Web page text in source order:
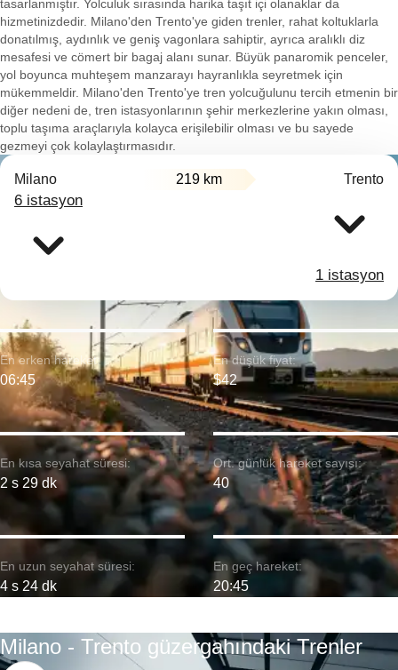
tasarlanmıştır. Yolculuk sırasında harika taşıt içi olanaklar da
hizmetinizdedir. Milano'den Trento'ye giden trenler, rahat koltuklarla
donatılmış, aydınlık ve geniş vagonlara sahiptir, ayrıca aralıklı diz
mesafesi ve cömert bir bagaj alanı sunar. Büyük panaromik penceler,
yol boyunca muhteşem manzarayı hayranlıkla seyretmek için
mükemmeldir. Milano'den Trento'ye tren yolcuğulunu tercih etmenin bir
diğer nedeni de, tren istasyonlarının şehir merkezlerine yakın olması,
toplu taşıma araçlarıyla kolayca erişilebilir olması ve bu sayede
gezmeyi çok kolaylaştırmasıdır.
Milano 219 km Trento
6 istasyon
1 istasyon
En kısa seyahat süresi:
2 s 29 dk
En erken hareket:
06:45
En uzun seyahat süresi:
4 s 24 dk
En düşük fiyat:
$42
Ort. günlük hareket sayısı:
40
En geç hareket:
20:45
Milano - Trento güzergahındaki Trenler